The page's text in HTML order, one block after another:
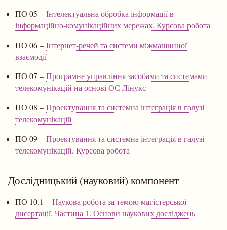
ПО 05 – Інтелектуальна обробка інформації в
інформаційно-комунікаційних мережах. Курсова робота
ПО 06 – Інтернет-речей та системи міжмашинної
взаємодії
ПО 07 – Програмне управління засобами та системами
телекомунікацій на основі ОС Лінукс
ПО 08 – Проектування та системна інтеграція в галузі
телекомунікацій
ПО 09 – Проектування та системна інтеграція в галузі
телекомунікацій. Курсова робота
Дослідницький (науковий) компонент
ПО 10.1 – Наукова робота за темою магістерської
дисертації. Частина 1. Основи наукових досліджень